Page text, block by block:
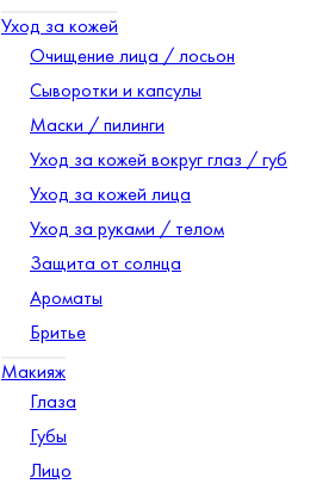
Уход за кожей
Очищение лица / лосьон
Сыворотки и капсулы
Маски / пилинги
Уход за кожей вокруг глаз / губ
Уход за кожей лица
Уход за руками / телом
Защита от солнца
Ароматы
Бритье
Макияж
Глаза
Губы
Лицо